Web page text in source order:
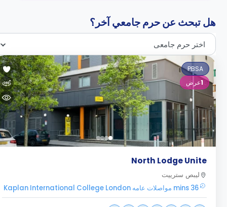
هل تبحث عن حرم جامعي آخر؟
اختر حرم جامعى
PBSA
1عرض
North Lodge Unite
ليبص سترييت
36 mins مواصلات عامه Kaplan International College London